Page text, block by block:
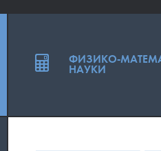
ФИЗИКО-
НАУКИ